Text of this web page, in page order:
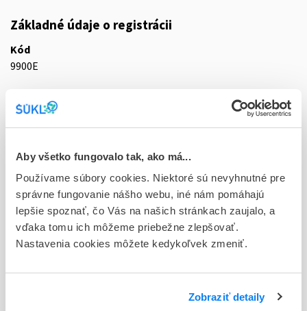
Aby všetko fungovalo tak, ako má...
Používame súbory cookies. Niektoré sú nevyhnutné pre
správne fungovanie nášho webu, iné nám pomáhajú
lepšie spoznať, čo Vás na našich stránkach zaujalo, a
vďaka tomu ich môžeme priebežne zlepšovať.
Nastavenia cookies môžete kedykoľvek zmeniť.
Zobraziť detaily
Základné údaje o registrácii
Kód
9900E
29/0147/25-S
tbl 100x0,5 mg (blis.OPA/Al/PVC/Al)
Stav
R - Aktuálna registrácia
Typ registračnej procedúry
Indoco Remedies Czech s.r.o. , Česká republika